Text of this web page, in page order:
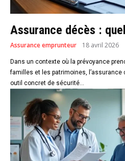
Assurance décès :
Assurance emprunteur 18 avril 2026
Dans un contexte où la prévoyance
familles et les patrimoines,
outil concret de sécurité...